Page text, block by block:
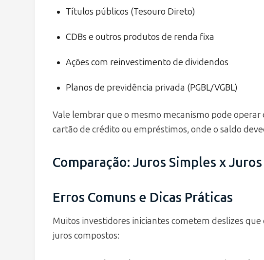
Títulos públicos (Tesouro Direto)
CDBs e outros produtos de renda fixa
Ações com reinvestimento de dividendos
Planos de previdência privada (PGBL/VGBL)
Vale lembrar que o mesmo mecanismo pode
cartão de crédito ou empréstimos, onde o saldo
Comparação: Juros Simples x
Erros Comuns e Dicas Práticas
Muitos investidores iniciantes cometem deslizes
juros compostos: